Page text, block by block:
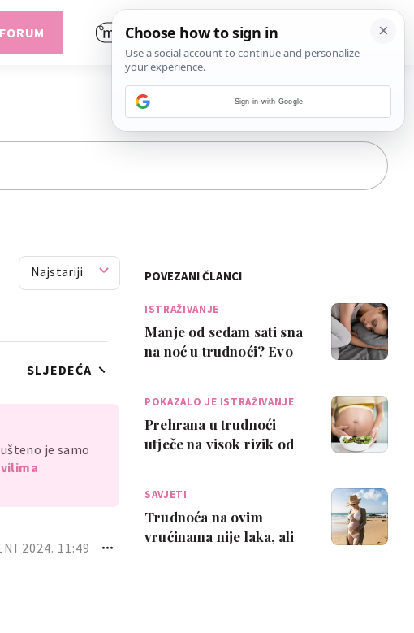
FORUM
Najstariji
SLJEDEĆA
je samo
2024. 11:49
POVEZANI ČLANCI
ISTRAŽIVANJE
Manje od sedam sati sna
na noć u trudnoći? Evo
POKAZALO JE ISTRAŽIVANJE
Prehrana u trudnoći
utječe na visok rizik od
SAVJETI
Trudnoća na ovim
vrućinama nije laka, ali
Sign in with Google